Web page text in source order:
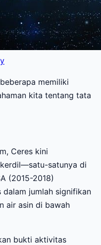
memiliki
kita tentang tata
Ceres kini
satunya di
(2015-2018)
dalam jumlah signifikan
air asin di bawah
bukti aktivitas